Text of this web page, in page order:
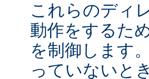
これらのディ
動作をするた
を制御します
っていないと